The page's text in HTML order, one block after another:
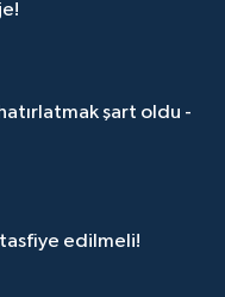
şart oldu -
edilmeli!